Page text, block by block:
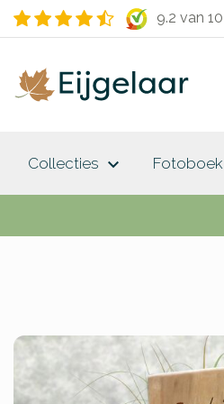
9.2 van 10
Collecties keyboard_arrow_down Fotoboek